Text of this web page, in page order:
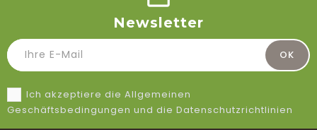
Newsletter
Ich akzeptiere die Allgemeinen
Geschäftsbedingungen und die Datenschutzrichtlinien